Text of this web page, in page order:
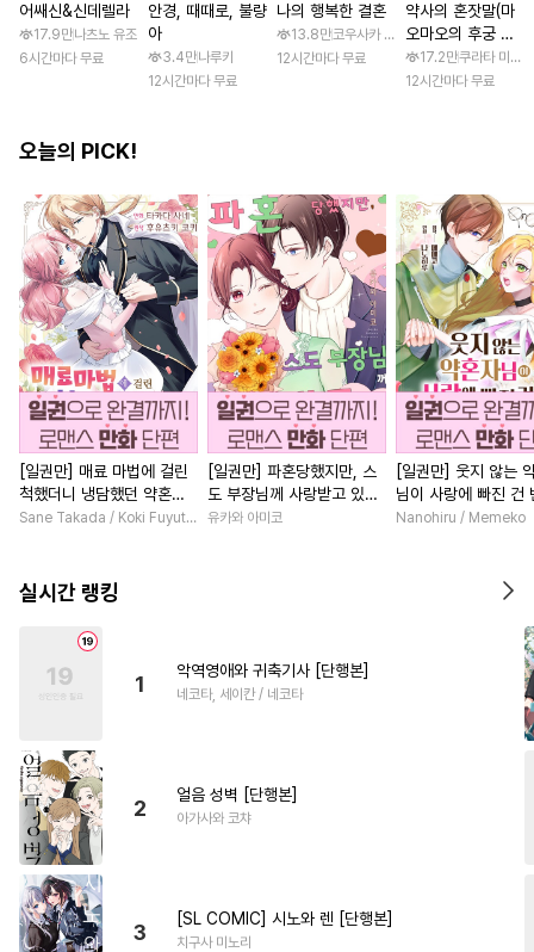
어쌔신&신데렐라
17.9만나츠노 유조
6시간마다 무료
안경, 때때로, 불량
아
3.4만나루키
12시간마다 무료
나의 행복한 결혼
13.8만코우사카 리토 / 아기토기 아쿠미
12시간마다 무료
약사의 혼잣말(마
오마오의 후궁 수
수께끼 풀이수첩)
17.2만쿠라타 미노
12시간마다 무료
오늘의 PICK!
[일권만] 매료 마법에 걸린
척했더니 냉담했던 약혼자
가 맹목적인 사랑꾼이 되었
Sane Takada / Koki Fuyutsuki
[일권만] 파혼당했지만, 스
도 부장님께 사랑받고 있습
니다 [단행본]
유카와 아미코
[일권만] 웃지 않는
님이 사랑에 빠진 건
저인 것 같습니다 [
Nanohiru / Memeko
실시간 랭킹
1
악역영애와 귀축기사 [단행본]
네코타, 세이칸 / 네코타
2
얼음 성벽 [단행본]
아가사와 코챠
3
[SL COMIC] 시노와 렌 [단행본]
치구사 미노리